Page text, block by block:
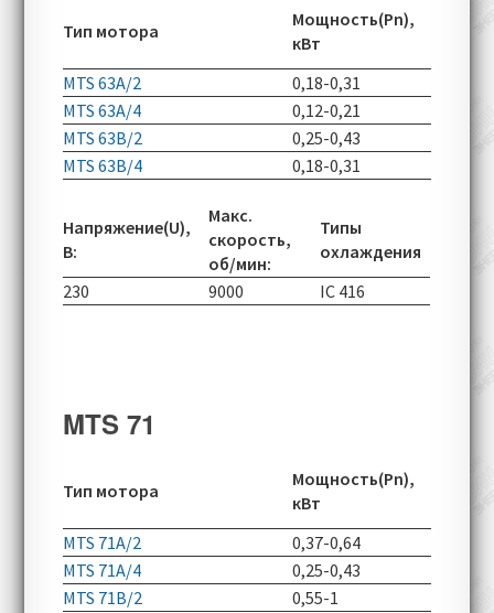
Расположение клеммной
верхнее (по умолчанию),
боковое (опционально)
Дополнительное оборудование и
устанавливаемые
опции:
энкодеры PTC, KTY84-130
полюсные, с типами монтажного
исполнения B3, B5
Срок доставки:в зависимости от
Тип мотора
Мощность(Pn),
кВт
MTS 63A/2
0,18-0,31
MTS 63A/4
0,12-0,21
MTS 63B/2
0,25-0,43
MTS 63B/4
0,18-0,31
Напряжение(U),
В:
Макс.
скорость,
об/мин:
Типы
охлаждения
230
9000 IC 416
MTS 71
Тип мотора
Мощность(Pn),
кВт
MTS 71A/2
0,37-0,64
MTS 71A/4
0,25-0,43
MTS 71B/2
0,55-1